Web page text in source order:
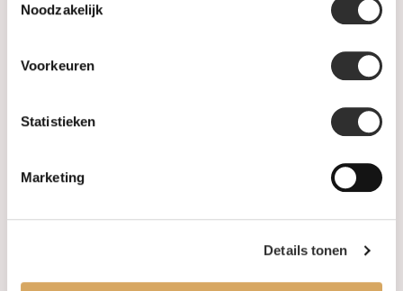
Noodzakelijk
Voorkeuren
Statistieken
Marketing
Details tonen
Levertijd & verzendkosten